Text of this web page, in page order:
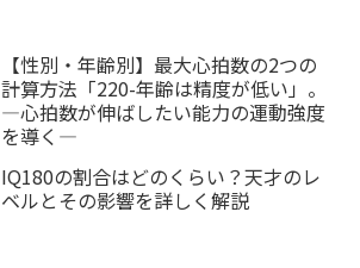
【性別・年齢別】最大心拍数の2つの
計算方法「220-年齢は精度が低い」。
―心拍数が伸ばしたい能力の運動強度
を導く―
IQ180の割合はどのくらい？天才のレ
ベルとその影響を詳しく解説